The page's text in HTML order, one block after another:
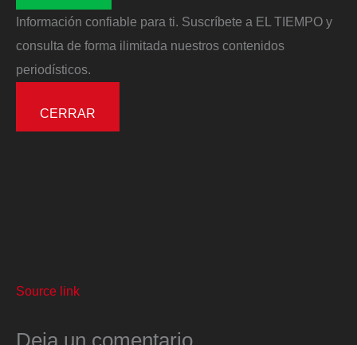
Información confiable para ti. Suscríbete a EL TIEMPO y
consulta de forma ilimitada nuestros contenidos
periodísticos.
CERRAR
Source link
Deja un comentario